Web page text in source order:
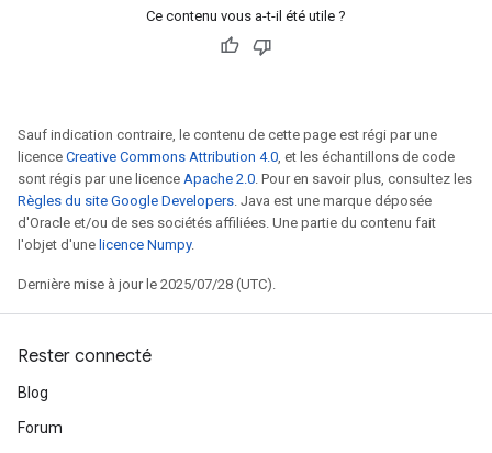
Ce contenu vous a-t-il été utile ?
Sauf indication contraire, le contenu de cette page est régi par une
licence Creative Commons Attribution 4.0, et les échantillons de code
sont régis par une licence Apache 2.0. Pour en savoir plus, consultez les
Règles du site Google Developers. Java est une marque déposée
d'Oracle et/ou de ses sociétés affiliées. Une partie du contenu fait
l'objet d'une licence Numpy.
Dernière mise à jour le 2025/07/28 (UTC).
Rester connecté
Blog
Forum